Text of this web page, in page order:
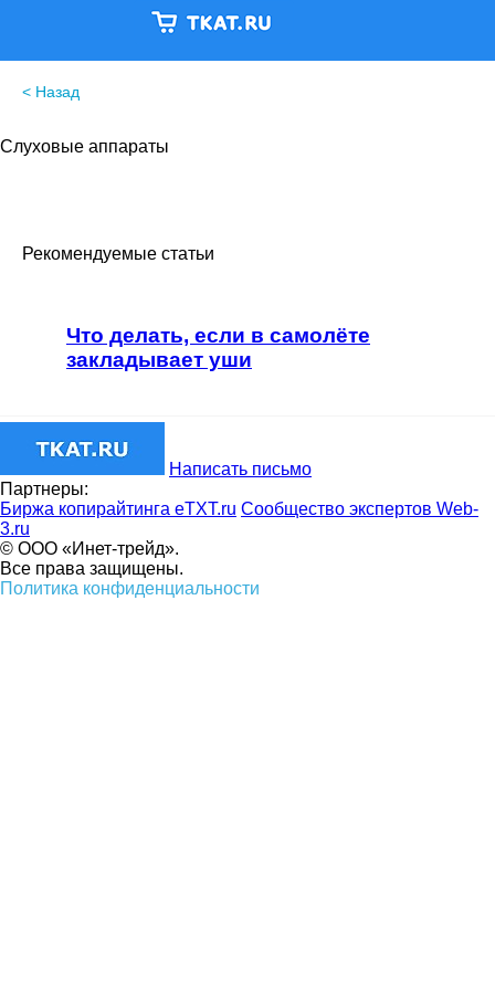
< Назад
Слуховые аппараты
Рекомендуемые статьи
Что делать, если в самолёте
закладывает уши
Написать письмо
Партнеры:
Биржа копирайтинга eTXT.ru Сообщество экспертов Web-
3.ru
© ООО «Инет-трейд».
Все права защищены.
Политика конфиденциальности